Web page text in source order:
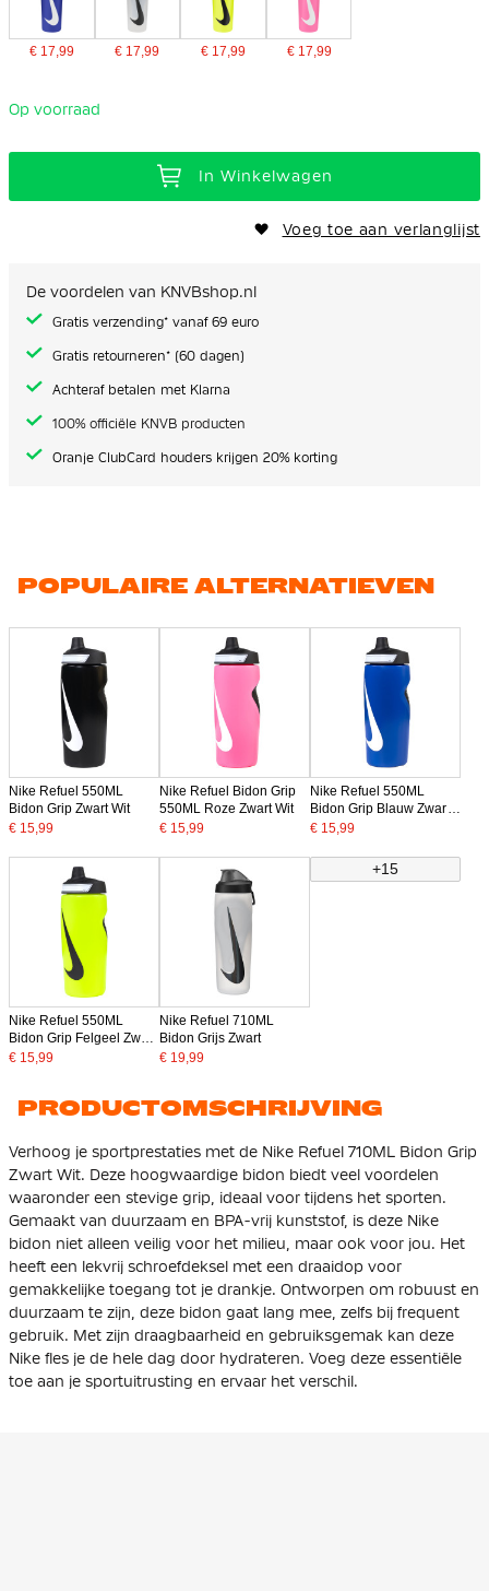
€ 17,99 € 17,99 € 17,99 € 17,99
Op voorraad
In Winkelwagen
Voeg toe aan verlanglijst
De voordelen van KNVBshop.nl
Gratis verzending* vanaf 69 euro
Gratis retourneren* (60 dagen)
Achteraf betalen met Klarna
100% officiële KNVB producten
Oranje ClubCard houders krijgen 20% korting
POPULAIRE ALTERNATIEVEN
Nike Refuel 550ML
Bidon Grip Zwart Wit
€ 15,99
Nike Refuel Bidon Grip
550ML Roze Zwart Wit
€ 15,99
Nike Refuel 550ML
Bidon Grip Blauw Zwart
Wit
€ 15,99
Nike Refuel 550ML
Bidon Grip Felgeel Zwart
Wit
€ 15,99
Nike Refuel 710ML
Bidon Grijs Zwart
€ 19,99
+15
PRODUCTOMSCHRIJVING
Verhoog je sportprestaties met de Nike Refuel 710ML Bidon Grip
Zwart Wit. Deze hoogwaardige bidon biedt veel voordelen
waaronder een stevige grip, ideaal voor tijdens het sporten.
Gemaakt van duurzaam en BPA-vrij kunststof, is deze Nike
bidon niet alleen veilig voor het milieu, maar ook voor jou. Het
heeft een lekvrij schroefdeksel met een draaidop voor
gemakkelijke toegang tot je drankje. Ontworpen om robuust en
duurzaam te zijn, deze bidon gaat lang mee, zelfs bij frequent
gebruik. Met zijn draagbaarheid en gebruiksgemak kan deze
Nike fles je de hele dag door hydrateren. Voeg deze essentiële
toe aan je sportuitrusting en ervaar het verschil.